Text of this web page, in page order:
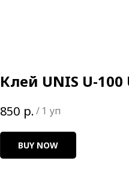
Клей UNIS U-100
850 р./ 1 уп
BUY NOW